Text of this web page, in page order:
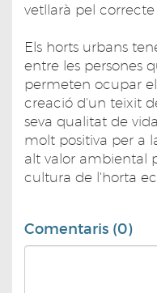
vetllarà pel correcte
Els horts urbans
entre les persones
permeten ocupar
creació d'un teixit
seva qualitat de
molt positiva per a
alt valor ambiental
cultura de l'horta
Comentaris (0)